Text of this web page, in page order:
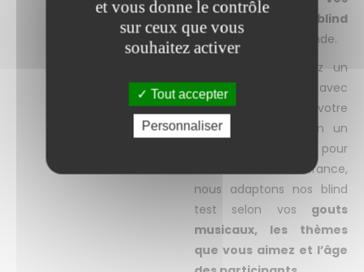
soirées avec des blind
test pour tout le monde.
Que vous souhaitiez un
thème nostalgique
avec
toutes les stars de votre
adolescence ou bien un
pour
retourner en enfance,
nous adaptons nos blind
test selon vos gouts
musicaux, les thèmes
que vous aimez et l’âge
et vous donne le contrôle
sur ceux que vous
souhaitez activer
Tout accepter
Personnaliser